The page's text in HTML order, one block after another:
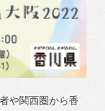
や関西圏から香